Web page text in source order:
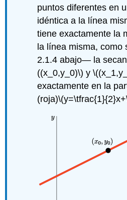
puntos diferentes en
idéntica a la línea
tiene exactamente la
la línea misma, como
2.1.4 abajo— la
((x_0,y_0)\) y
exactamente en la
(roja)